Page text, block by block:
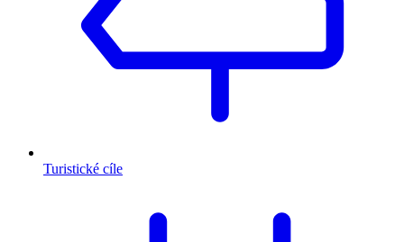
Turistické cíle